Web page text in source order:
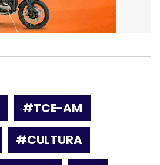
#TCE-AM
#CULTURA